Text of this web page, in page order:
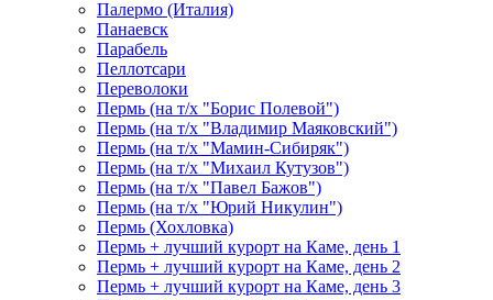
Палермо (Италия)
Панаевск
Парабель
Пеллотсари
Переволоки
Пермь (на т/х "Борис Полевой")
Пермь (на т/х "Владимир Маяковский")
Пермь (на т/х "Мамин-Сибиряк")
Пермь (на т/х "Михаил Кутузов")
Пермь (на т/х "Павел Бажов")
Пермь (на т/х "Юрий Никулин")
Пермь (Хохловка)
Пермь + лучший курорт на Каме, день 1
Пермь + лучший курорт на Каме, день 2
Пермь + лучший курорт на Каме, день 3